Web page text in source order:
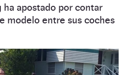
ha apostado por contar
modelo entre sus coches